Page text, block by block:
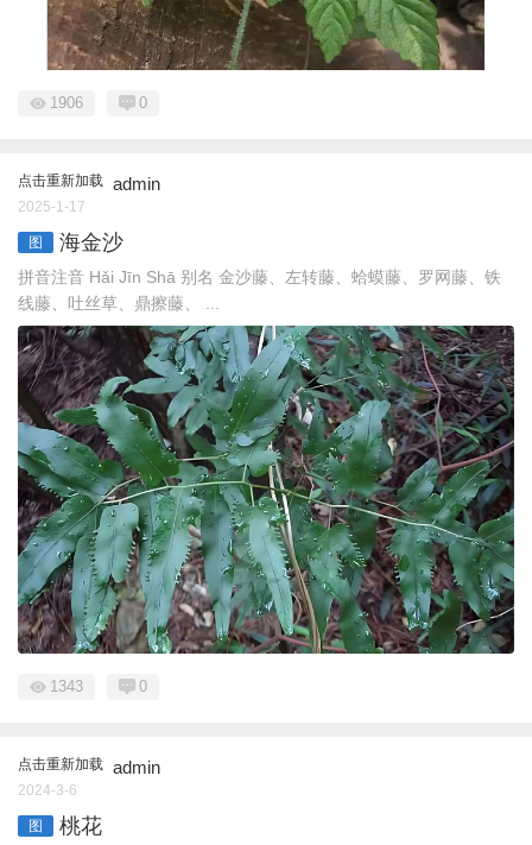
1906 0
点击重新加载 admin
2025-1-17
图 海金沙
拼音注音 Hǎi Jīn Shā 别名 金沙藤、左转藤、蛤蟆藤、罗网藤、铁
线藤、吐丝草、鼎擦藤、 ...
1343 0
点击重新加载 admin
2024-3-6
图 桃花